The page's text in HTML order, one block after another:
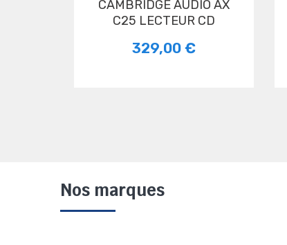
CAMBRIDGE AUDIO AX
C25 LECTEUR CD
329,00 €
Nos marques